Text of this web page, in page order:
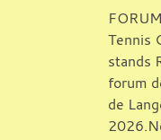
Tennis
stands
forum
de